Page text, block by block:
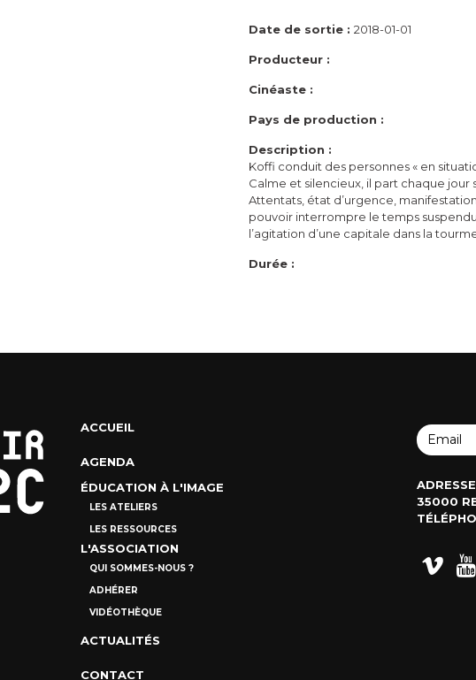
Date de sortie : 2018-01-01
Producteur :
Cinéaste :
Pays de production :
Description :
Koffi conduit des personnes « en
Calme et silencieux, il part chaque jour
Attentats, état d’urgence,
pouvoir interrompre le temps
l’agitation d’une capitale dans la
Durée :
ACCUEIL
AGENDA
ÉDUCATION À L'IMAGE
LES ATELIERS
LES RESSOURCES
L'ASSOCIATION
QUI SOMMES-NOUS ?
ADHÉRER
VIDÉOTHÈQUE
ACTUALITÉS
CONTACT
35000